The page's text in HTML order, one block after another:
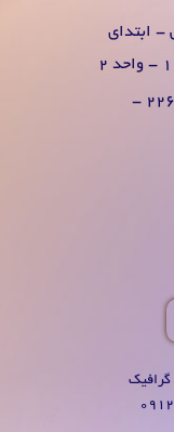
- ابتدای
۲۲۶۲۲۰۴0 -